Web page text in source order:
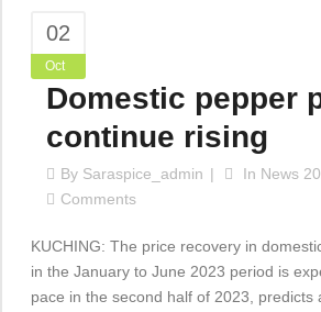
02
Oct
Domestic pepper
continue rising
By Saraspice_admin In News
Comments
KUCHING: The price recovery in
in the January to June 2023 period is
pace in the second half of 2023, predicts